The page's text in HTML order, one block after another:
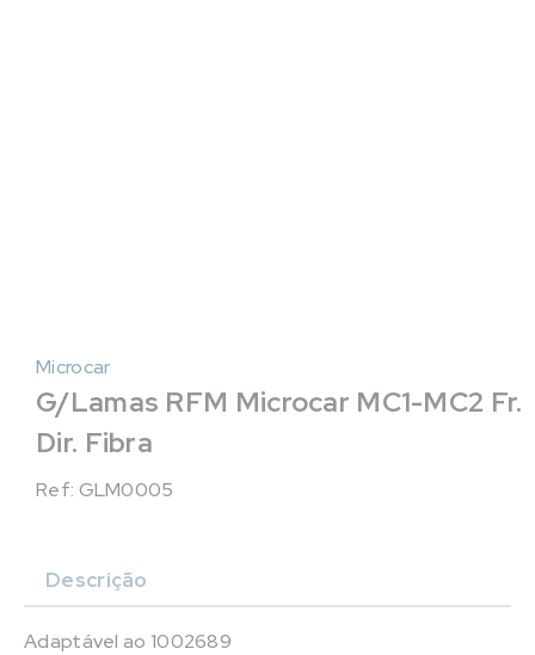
Microcar
G/Lamas RFM Microcar MC1-MC2 Fr.
Dir. Fibra
Ref: GLM0005
Descrição
Adaptável ao 1002689